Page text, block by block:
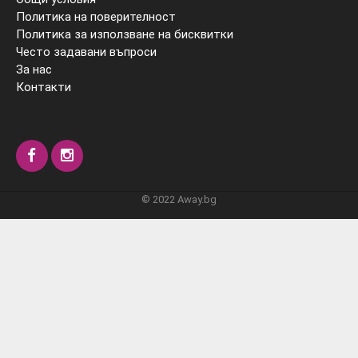
Политика на поверителност
Политика за използване на бисквитки
Често задавани въпроси
За нас
Контакти
© 2022 Away.bg